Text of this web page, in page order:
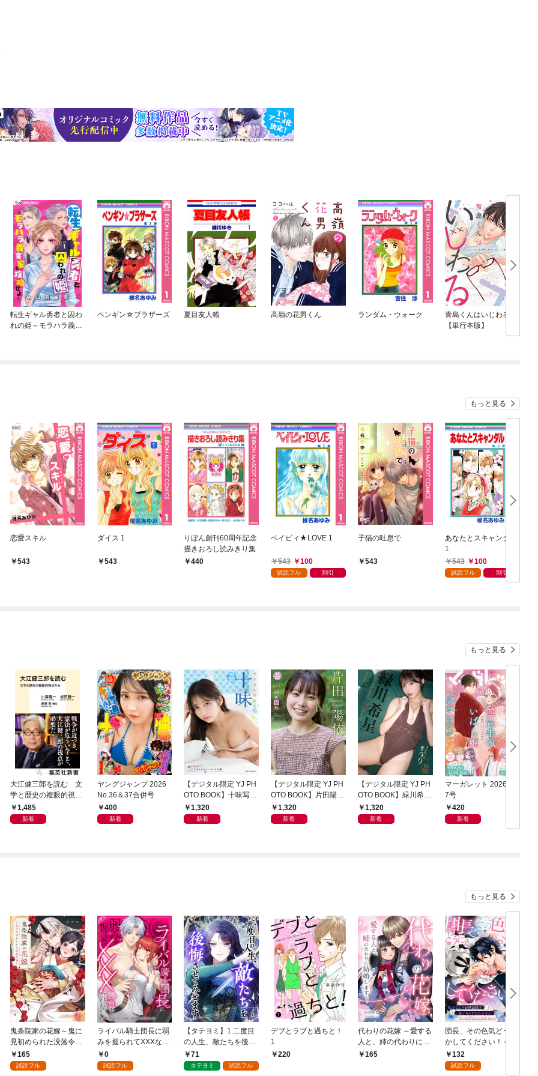
転生ギャル勇者と囚わ
れの姫～モラハラ義実
ペンギン☆ブラザーズ 夏目友人帳 高嶺の花男くん ランダム・ウォーク
青島くんはいじわる
【単行本版】
もっと見る
恋愛スキル
543
ダイス 1
543
りぼん創刊60周年記念
描きおろし読みきり集
440
ベイビィ★LOVE 1
543 100
試読フル 割引
子猫の吐息で
543
あなたとスキャンダル
1
543
100
試読フル 割引
もっと見る
大江健三郎を読む 文
学と歴史の複眼的視点
から1,485
新着
ヤングジャンプ 2026
No.36＆37合併号
400
新着
【デジタル限定 YJ PH
OTO BOOK】十味写真
集「続・『ぽみ』！？
どこでもトレイン・ベ
1,320
新着
【デジタル限定 YJ PH
OTO BOOK】片田陽依
写真集「羽色日和」
1,320
新着
【デジタル限定 YJ PH
OTO BOOK】緑川希星
写真集「きらら、キラ
リ」
1,320
新着
マーガレット 2026年1
7号
420
新着
もっと見る
鬼条院家の花嫁～鬼に
見初められた没落令嬢
～１165
試読フル
ライバル騎士団長に弱
みを握られてXXXな勝
負をすることになりま
した第1話
0
試読フル
【タテヨミ】1.二度目
の人生、敵たちを後悔
させてみせます
71
タテヨミ 試読フル
デブとラブと過ちと！
1
220
代わりの花嫁 ～愛する
人と、姉の代わりに結
婚します～ 1
165
団長、その色気どうに
かしてください！～魔
力なしのお世話係は魅
了なんてされません～
132
試読フル